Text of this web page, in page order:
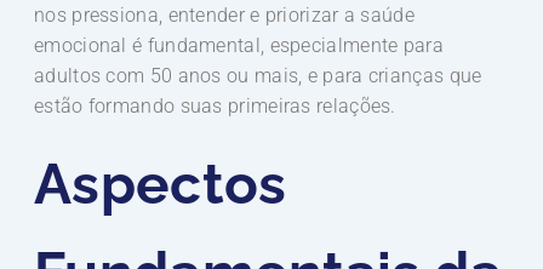
nos pressiona, entender e priorizar a saúde
emocional é fundamental, especialmente para
adultos com 50 anos ou mais, e para crianças que
estão formando suas primeiras relações.
Aspectos